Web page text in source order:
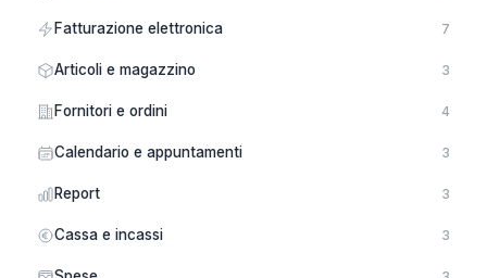
Fatturazione elettronica 7
Articoli e magazzino 3
Fornitori e ordini 4
Calendario e appuntamenti 3
Report 3
Cassa e incassi 3